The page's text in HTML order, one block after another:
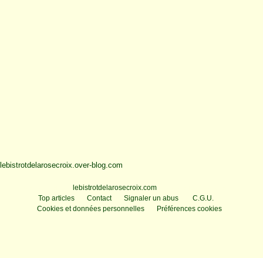
lebistrotdelarosecroix.over-blog.com
lebistrotdelarosecroix.com
Top articles
Contact Signaler un abus
C.G.U.
Cookies et données personnelles
Préférences cookies